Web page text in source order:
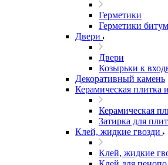
Герметики
Герметики
Двери
Двери
Козырьки к
Декоративный камень
Керамическая плитка
Керамическая
Затирка для
Клей, жидкие гвозди
Клей, жидкие